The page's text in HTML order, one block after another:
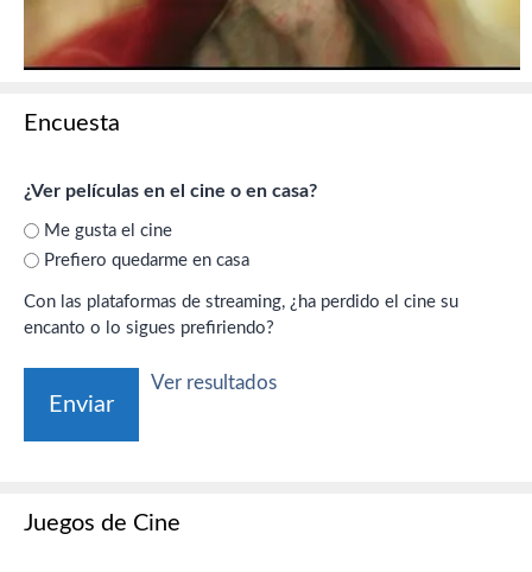
Encuesta
¿Ver películas en el cine o en casa?
Me gusta el cine
Prefiero quedarme en casa
Con las plataformas de streaming, ¿ha perdido el cine su
encanto o lo sigues prefiriendo?
Ver resultados
Juegos de Cine